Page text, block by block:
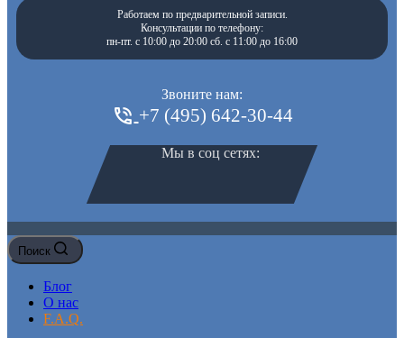
Работаем по предварительной записи.
Консультации по телефону:
пн-пт. с 10:00 до 20:00 сб. с 11:00 до 16:00
Звоните нам:
+7 (495) 642-30-44
Мы в соц сетях:
Поиск
Блог
О нас
F.A.Q.